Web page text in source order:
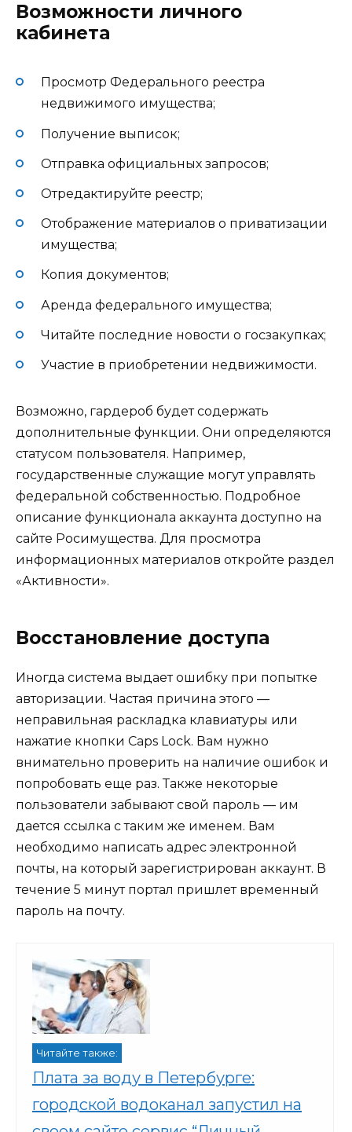
Возможности личного
кабинета
Просмотр Федерального реестра
недвижимого имущества;
Получение выписок;
Отправка официальных запросов;
Отредактируйте реестр;
Отображение материалов о приватизации
имущества;
Копия документов;
Аренда федерального имущества;
Читайте последние новости о госзакупках;
Участие в приобретении недвижимости.
Возможно, гардероб будет содержать
дополнительные функции. Они определяются
статусом пользователя. Например,
государственные служащие могут управлять
федеральной собственностью. Подробное
описание функционала аккаунта доступно на
сайте Росимущества. Для просмотра
информационных материалов откройте раздел
«Активности».
Восстановление доступа
Иногда система выдает ошибку при попытке
авторизации. Частая причина этого —
неправильная раскладка клавиатуры или
нажатие кнопки Caps Lock. Вам нужно
внимательно проверить на наличие ошибок и
попробовать еще раз. Также некоторые
пользователи забывают свой пароль — им
дается ссылка с таким же именем. Вам
необходимо написать адрес электронной
почты, на который зарегистрирован аккаунт. В
течение 5 минут портал пришлет временный
пароль на почту.
Читайте также:
Плата за воду в Петербурге:
городской водоканал запустил на